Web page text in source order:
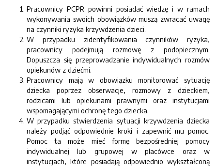
Pracownicy PCPR powinni posiadać wiedzę i w ramach
wykonywania swoich obowiązków muszą zwracać uwagę
na czynniki ryzyka krzywdzenia dzieci.
W przypadku zidentyfikowania czynników ryzyka,
pracownicy podejmują rozmowę z podopiecznym.
Dopuszcza się przeprowadzanie indywidualnych rozmów
opiekunów z dziećmi.
Pracownicy mają w obowiązku monitorować sytuację
dziecka poprzez obserwacje, rozmowy z dzieckiem,
rodzicami lub opiekunami prawnymi oraz instytucjami
wspomagającymi ochronę tego dziecka.
W przypadku stwierdzenia sytuacji krzywdzenia dziecka
należy podjąć odpowiednie kroki i zapewnić mu pomoc.
Pomoc ta może mieć formę bezpośredniej pomocy
indywidualnej lub grupowej w placówce oraz w
instytucjach, które posiadają odpowiednio wykształconą